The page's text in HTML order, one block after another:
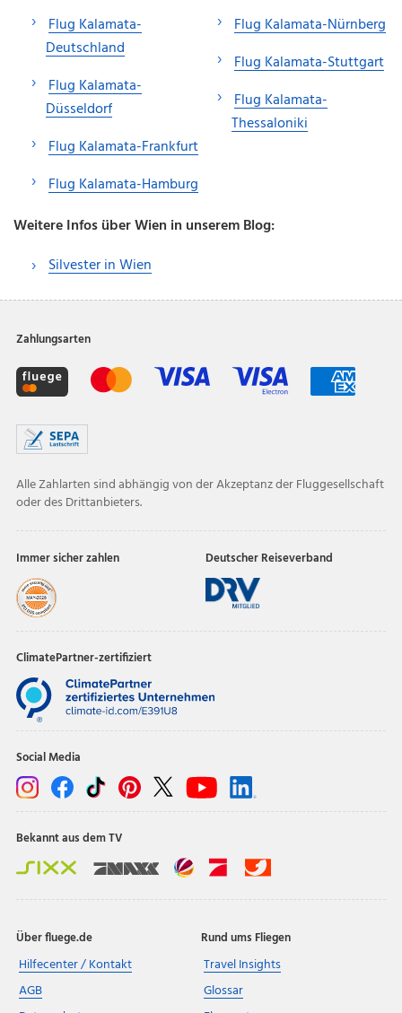
Flug Kalamata-
Deutschland
Flug Kalamata-
Düsseldorf
Flug Kalamata-Frankfurt
Flug Kalamata-Hamburg
Flug Kalamata-Nürnberg
Flug Kalamata-Stuttgart
Flug Kalamata-
Thessaloniki
Weitere Infos über Wien in unserem Blog:
Silvester in Wien